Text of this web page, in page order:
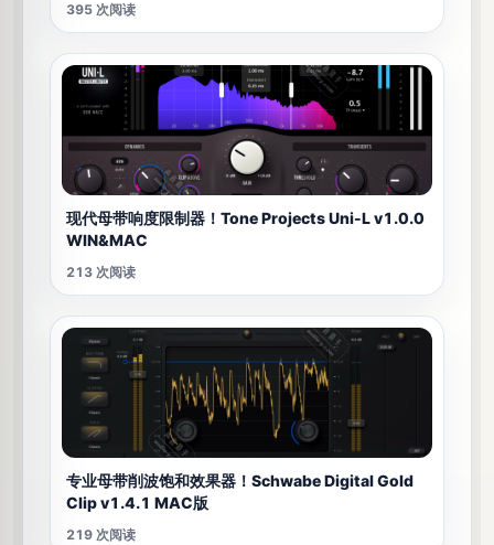
395 次阅读
现代母带响度限制器！Tone Projects Uni-L v1.0.0
WIN&MAC
213 次阅读
专业母带削波饱和效果器！Schwabe Digital Gold
Clip v1.4.1 MAC版
219 次阅读